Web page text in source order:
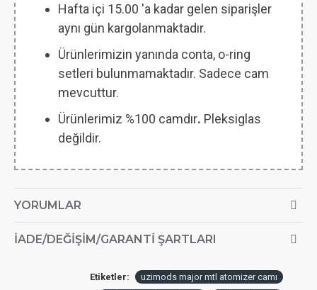
Hafta içi 15.00 'a kadar gelen siparişler
aynı gün kargolanmaktadır.
Ürünlerimizin yanında conta, o-ring
setleri bulunmamaktadır. Sadece cam
mevcuttur.
Ürünlerimiz %100 camdır. Pleksiglas
değildir.
YORUMLAR
İADE/DEĞIŞIM/GARANTI ŞARTLARI
Etiketler:
uzimods major mtl atomizer camı